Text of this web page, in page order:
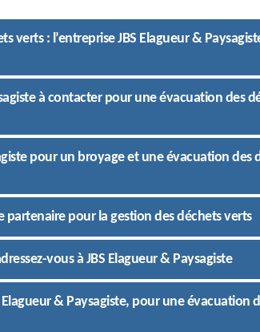
verts : l’entreprise JBS Elagueur &
à contacter pour une évacuation des
pour un broyage et une évacuation des
partenaire pour la gestion des déchets verts
vous à JBS Elagueur & Paysagiste
Elagueur & Paysagiste, pour une évacuation